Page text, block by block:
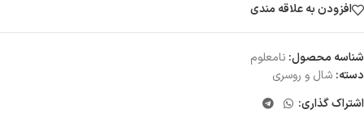
افزودن به علاقه مندی
شناسه محصول: نامعلوم
دسته: شال و روسری
اشتراک گذاری: